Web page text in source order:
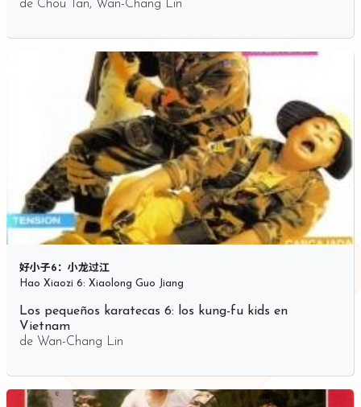
de Chou Tan, Wan-Chang Lin
好小子6：小龙过江
Hao Xiaozi 6: Xiaolong Guo Jiang
Los pequeños karatecas 6: los kung-fu kids en
Vietnam
de Wan-Chang Lin